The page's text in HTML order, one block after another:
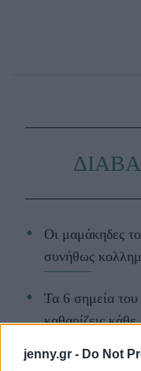
jenny.gr - Do Not
Οι μαμάκηδες
συνήθως
Τα 6 σημεία του
καθαρίζεις
3-3-3 rule: Ο